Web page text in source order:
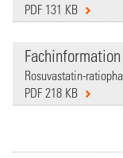
PDF 131 KB
Fachinformation
Rosuvastatin-
PDF 218 KB